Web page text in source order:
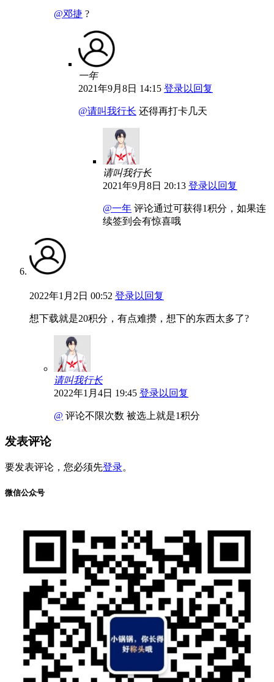
@邓捷 ?
一年
2021年9月8日 14:15 登录以回复
@请叫我行长 还得再打卡几天
请叫我行长
2021年9月8日 20:13 登录以回复
@一年 评论通过可获得1积分，如果连
续签到会有惊喜哦
2022年1月2日 00:52 登录以回复
想下载就是20积分，有点难攒，想下的东西太多了?
请叫我行长
2022年1月4日 19:45 登录以回复
@ㅤ 评论不限次数 被选上就是1积分
发表评论
要发表评论，您必须先登录。
微信公众号